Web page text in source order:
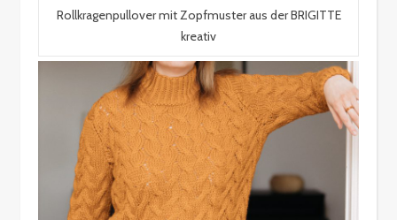
Rollkragenpullover mit Zopfmuster aus der BRIGITTE
kreativ